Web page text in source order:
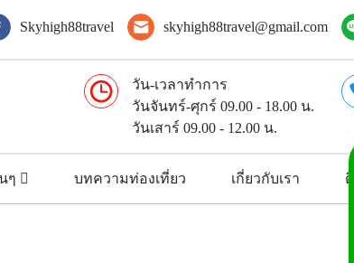
Skyhigh88travel skyhigh88travel@gmail.com
วัน-เวลาทำการ
วันจันทร์-ศุกร์ 09.00 - 18.00 น.
วันเสาร์ 09.00 - 12.00 น.
ๆ บทความท่องเที่ยว เกี่ยวกับเรา